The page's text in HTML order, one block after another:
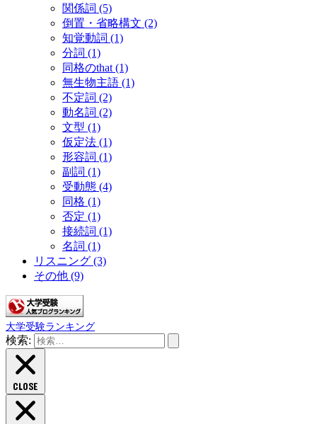
関係詞 (5)
倒置・省略構文 (2)
知覚動詞 (1)
分詞 (1)
同格のthat (1)
無生物主語 (1)
不定詞 (2)
動名詞 (2)
文型 (1)
仮定法 (1)
形容詞 (1)
副詞 (1)
受動態 (4)
同格 (1)
否定 (1)
接続詞 (1)
名詞 (1)
リスニング (3)
その他 (9)
大学受験ランキング
検索:
CLOSE